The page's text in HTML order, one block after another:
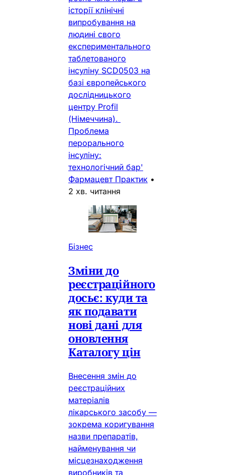
історії клінічні
випробування на
людині свого
експериментального
таблетованого
інсуліну SCD0503 на
базі європейського
дослідницького
центру Profil
(Німеччина).
Проблема
перорального
інсуліну:
технологічний бар'
Фармацевт Практик •
2 хв. читання
Бізнес
Зміни до
реєстраційного
досьє: куди та
як подавати
нові дані для
оновлення
Каталогу цін
Внесення змін до
реєстраційних
матеріалів
лікарського засобу —
зокрема коригування
назви препаратів,
найменування чи
місцезнаходження
виробників та